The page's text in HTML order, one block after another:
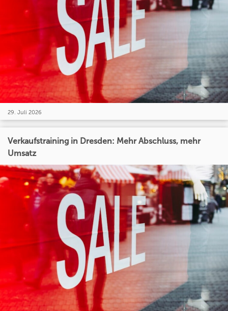
29. Juli 2026
Verkaufstraining in Dresden: Mehr Abschluss, mehr
Umsatz